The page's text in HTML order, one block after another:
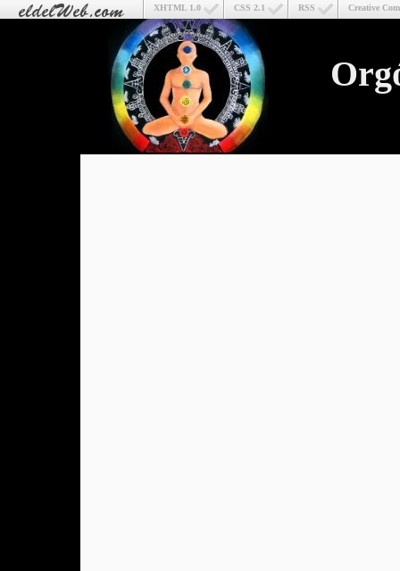
Creative
RSS
CSS 2.1
XHTML 1.0